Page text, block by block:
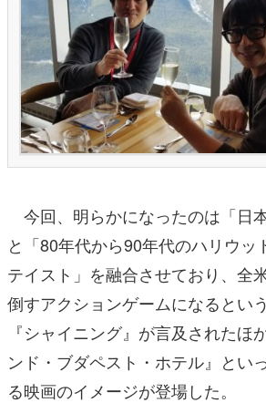
今回、明らかになったのは「日
と「80年代から90年代のハリウッ
テイスト」を融合させており、全
倒すアクションゲームになるとい
『シャイニング』が言及されたほ
ンド・ブダペスト・ホテル』とい
る映画のイメージが登場した。